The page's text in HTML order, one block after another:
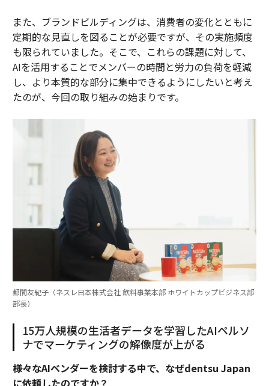
また、ブランドビルディングは、消費者の変化とともに
定期的な見直しを図ることが必要ですが、その実施頻度
も限られていました。そこで、これらの課題に対して、
AIを活用することでメンバーの時間と労力の負荷を軽減
し、より本質的な部分に集中できるようにしたいと考え
たのが、今回の取り組みの始まりです。
都間友紀子（ネスレ日本株式会社 飲料事業本部 ホワイトカップビジネス部
部長）
15万人規模の生活者データを学習したAIペルソ
ナでマーケティングの解像度が上がる
――様々なAIベンダーを検討する中で、なぜdentsu Japan